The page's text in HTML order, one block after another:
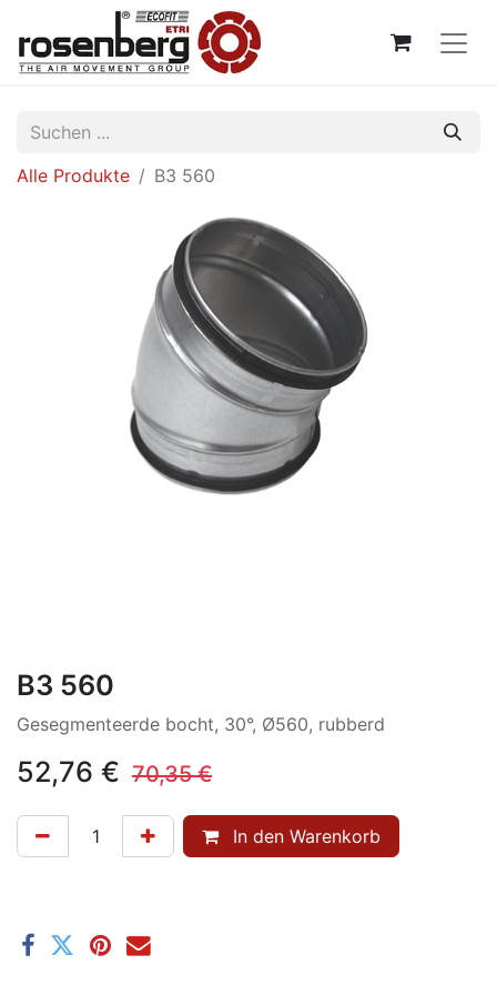
Alle Produkte B3 560
B3 560
Gesegmenteerde bocht, 30°, Ø560, rubberd
52,76 € 70,35€
In den Warenkorb